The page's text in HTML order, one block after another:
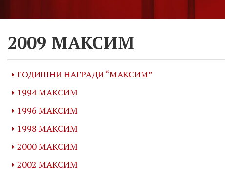
2009 МАКСИМ
ГОДИШНИ НАГРАДИ “МАКСИМ”
1994 МАКСИМ
1996 МАКСИМ
1998 МАКСИМ
2000 МАКСИМ
2002 МАКСИМ